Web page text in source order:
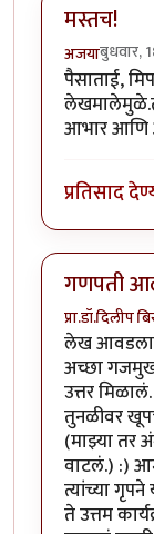
मस्तच!
अजयाबुधवार,
पैसाताई,
आभार आणि
प्रतिसाद
गणपती
प्रा.डॉ.दिलीप
लेख आवडला.
अच्छा
उत्तर
तुनळीवर
(माझ्या तर
वाटलं.) :)
त्यांच्या
ते उत्तम